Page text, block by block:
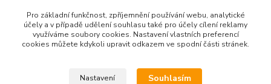
Upravit sběr cookies.
Pro základní funkčnost, zpříjemnění používání webu, analytické
účely a v případě udělení souhlasu také pro účely cílení reklamy
využíváme soubory cookies. Nastavení vlastních preferencí
cookies můžete kdykoli upravit odkazem ve spodní části stránek.
Nastavení Souhlasím